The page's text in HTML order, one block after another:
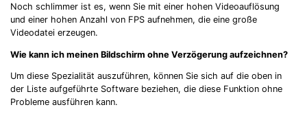
Noch schlimmer ist es, wenn Sie mit einer hohen Videoauflösung
und einer hohen Anzahl von FPS aufnehmen, die eine große
Videodatei erzeugen.
Wie kann ich meinen Bildschirm ohne Verzögerung aufzeichnen?
Um diese Spezialität auszuführen, können Sie sich auf die oben in
der Liste aufgeführte Software beziehen, die diese Funktion ohne
Probleme ausführen kann.